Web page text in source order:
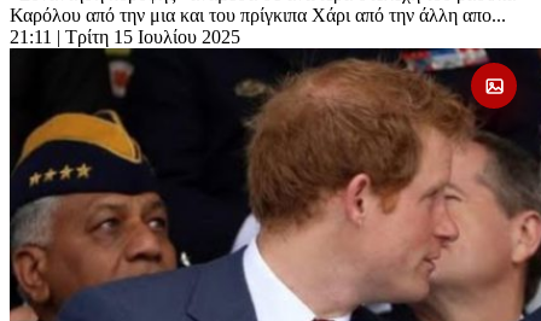
Καρόλου από την μια και του πρίγκιπα Χάρι από την άλλη απο...
21:11 | Τρίτη 15 Ιουλίου 2025